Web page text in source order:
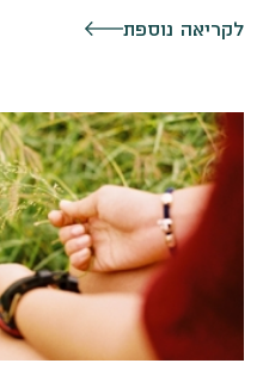
לקריאה נוספת